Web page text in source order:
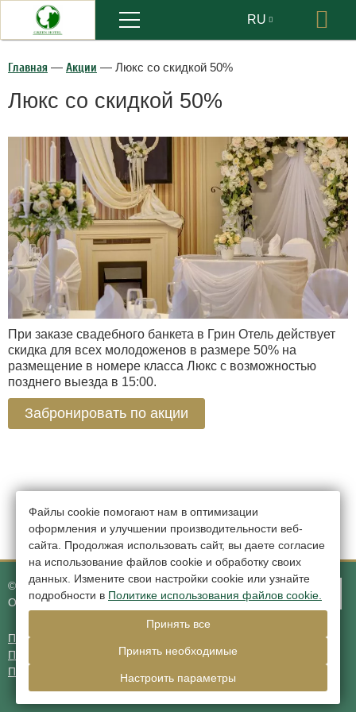
Файлы cookie помогают нам в оптимизации
оформления и улучшении производительности веб-
сайта. Продолжая использовать сайт, вы даете согласие
на использование файлов cookie и обработку своих
данных. Измените свои настройки cookie или узнайте
подробности в Политике использования файлов cookie.
Принять все
Принять необходимые
Настроить параметры
Меню RU
Главная — Акции — Люкс со скидкой 50%
Люкс со скидкой 50%
При заказе свадебного банкета в Грин Отель действует
скидка для всех молодоженов в размере 50% на
размещение в номере класса Люкс с возможностью
позднего выезда в 15:00.
Забронировать по акции
© 2026.Гостиница Грин Отель,деревня Низино
Официальный сайт
Правовая информация
Политика обработки персональных данных
Политика использования файлов cookie